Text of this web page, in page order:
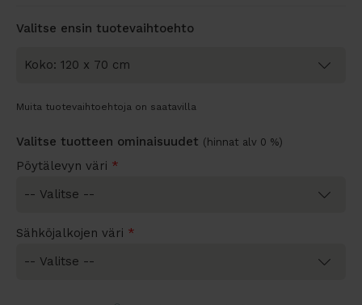
Valitse ensin tuotevaihtoehto
Muita tuotevaihtoehtoja on saatavilla
Valitse tuotteen ominaisuudet (hinnat alv 0 %)
Pöytälevyn väri *
Sähköjalkojen väri *